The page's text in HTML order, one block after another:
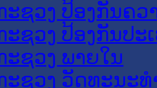
ະຊວງ ປ້ອງກັນຄວ
ະຊວງ ປ້ອງກັນປະ
ະຊວງ ພາຍໃນ
ະຊວງ ວັດທະນະ